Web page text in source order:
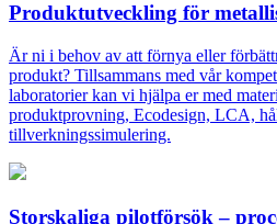
Produktutveckling för
Är ni i behov av att förnya eller
produkt? Tillsammans med vår
laboratorier kan vi hjälpa er med
produktprovning, Ecodesign, LCA,
tillverkningssimulering.
Storskaliga pilotförsök –